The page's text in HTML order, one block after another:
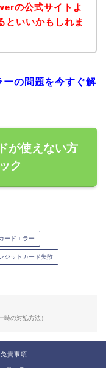
の公式サイトよ
といいかもしれま
の問題を今すぐ解
が使えない方
ク
ードエラー
ジットカード失敗
の対処方法）
免責事項